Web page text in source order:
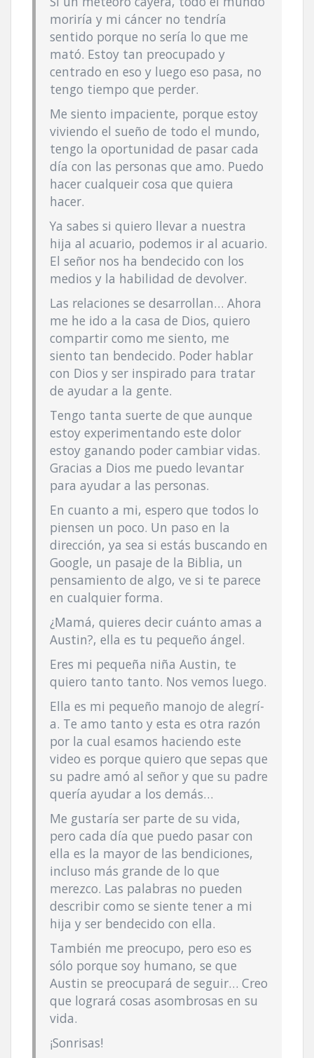
morirí­a y mi cáncer no tendrí­a
sentido porque no serí­a lo que me
mató. Estoy tan preocupado y
centrado en eso y luego eso pasa, no
tengo tiempo que perder.
Me siento impaciente, porque estoy
viviendo el sueño de todo el mundo,
tengo la oportunidad de pasar cada
dí­a con las personas que amo. Puedo
hacer cualqueir cosa que quiera
hacer.
Ya sabes si quiero llevar a nuestra
hija al acuario, podemos ir al acuario.
El señor nos ha bendecido con los
medios y la habilidad de devolver.
Las relaciones se desarrollan… Ahora
me he ido a la casa de Dios, quiero
compartir como me siento, me
siento tan bendecido. Poder hablar
con Dios y ser inspirado para tratar
de ayudar a la gente.
Tengo tanta suerte de que aunque
estoy experimentando este dolor
estoy ganando poder cambiar vidas.
Gracias a Dios me puedo levantar
para ayudar a las personas.
En cuanto a mi, espero que todos lo
piensen un poco. Un paso en la
dirección, ya sea si estás buscando en
Google, un pasaje de la Biblia, un
pensamiento de algo, ve si te parece
en cualquier forma.
¿Mamá, quieres decir cuánto amas a
Austin?, ella es tu pequeño ángel.
Eres mi pequeña niña Austin, te
quiero tanto tanto. Nos vemos luego.
Ella es mi pequeño manojo de alegrí­
a. Te amo tanto y esta es otra razón
por la cual esamos haciendo este
video es porque quiero que sepas que
su padre amó al señor y que su padre
querí­a ayudar a los demás…
Me gustarí­a ser parte de su vida,
pero cada dí­a que puedo pasar con
ella es la mayor de las bendiciones,
incluso más grande de lo que
merezco. Las palabras no pueden
describir como se siente tener a mi
hija y ser bendecido con ella.
También me preocupo, pero eso es
sólo porque soy humano, se que
Austin se preocupará de seguir… Creo
que logrará cosas asombrosas en su
vida.
¡Sonrisas!